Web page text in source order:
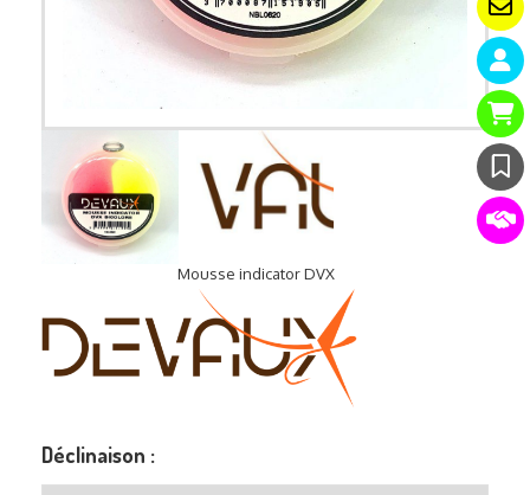
Mousse indicator DVX
Déclinaison :